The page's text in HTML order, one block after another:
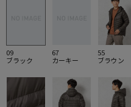
09
ブラック
67
カーキー
55
ブラウン